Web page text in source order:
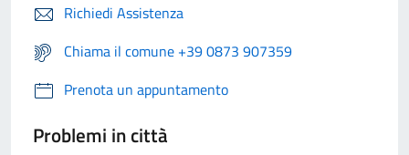
Richiedi Assistenza
Chiama il comune +39 0873 907359
Prenota un appuntamento
Problemi in città